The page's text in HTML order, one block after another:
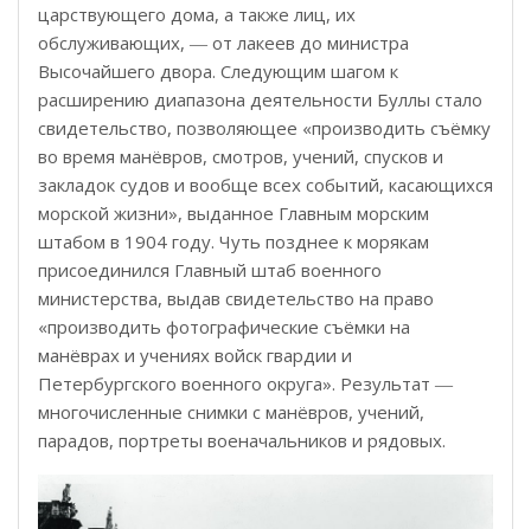
царствующего дома, а также лиц, их
обслуживающих, ― от лакеев до министра
Высочайшего двора. Следующим шагом к
расширению диапазона деятельности Буллы стало
свидетельство, позволяющее «производить съёмку
во время манёвров, смотров, учений, спусков и
закладок судов и вообще всех событий, касающихся
морской жизни», выданное Главным морским
штабом в 1904 году. Чуть позднее к морякам
присоединился Главный штаб военного
министерства, выдав свидетельство на право
«производить фотографические съёмки на
манёврах и учениях войск гвардии и
Петербургского военного округа». Результат ―
многочисленные снимки с манёвров, учений,
парадов, портреты военачальников и рядовых.